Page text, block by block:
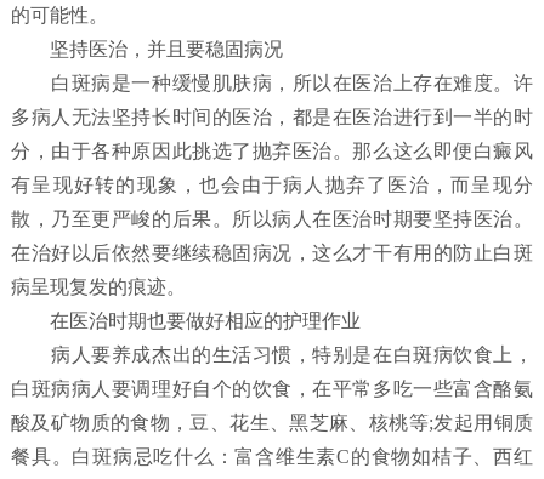
的可能性。
坚持医治，并且要稳固病况
白斑病是一种缓慢肌肤病，所以在医治上存在难度。许
多病人无法坚持长时间的医治，都是在医治进行到一半的时
分，由于各种原因此挑选了抛弃医治。那么这么即便白癜风
有呈现好转的现象，也会由于病人抛弃了医治，而呈现分
散，乃至更严峻的后果。所以病人在医治时期要坚持医治。
在治好以后依然要继续稳固病况，这么才干有用的防止白斑
病呈现复发的痕迹。
在医治时期也要做好相应的护理作业
病人要养成杰出的生活习惯，特别是在白斑病饮食上，
白斑病病人要调理好自个的饮食，在平常多吃一些富含酪氨
酸及矿物质的食物，豆、花生、黑芝麻、核桃等;发起用铜质
餐具。白斑病忌吃什么：富含维生素C的食物如桔子、西红